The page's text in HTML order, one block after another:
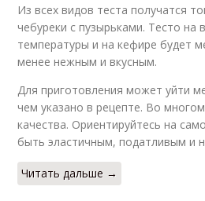
Из всех видов теста получатся
чебуреки с пузырьками. Тесто на
температуры и на кефире будет
менее нежным и вкусным.
Для приготовления может уйти
чем указано в рецепте. Во
качества. Ориентируйтесь на
быть эластичным, податливым и
Читать дальше →